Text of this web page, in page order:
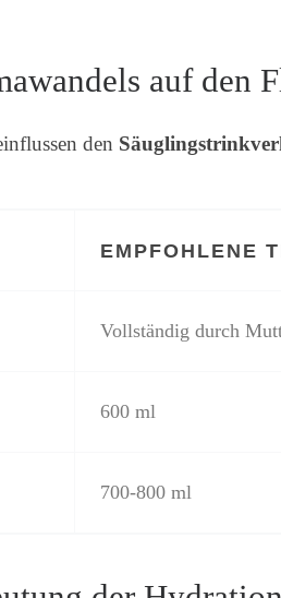
auf den
den
EMPFOHLENE
Vollständig durch
600 ml
700-800 ml